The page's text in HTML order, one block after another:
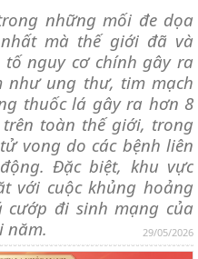
29/05/2026
những mối đe dọa
mà thế giới đã và
tố nguy cơ chính gây ra
như ung thư, tim mạch
thuốc lá gây ra hơn 8
toàn thế giới, trong
vong do các bệnh liên
Đặc biệt, khu vực
với cuộc khủng hoảng
đi sinh mạng của
năm.